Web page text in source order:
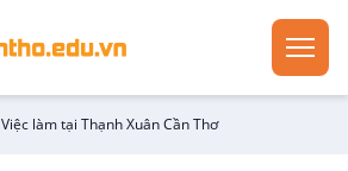
Việc làm tại Thạnh Xuân Cần Thơ